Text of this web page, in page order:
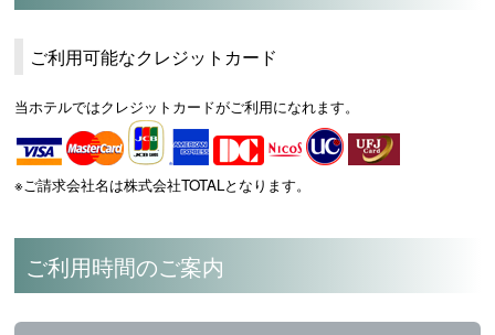
ご利用可能なクレジットカード
当ホテルではクレジットカードがご利用になれます。
※ご請求会社名は株式会社TOTALとなります。
ご利用時間のご案内